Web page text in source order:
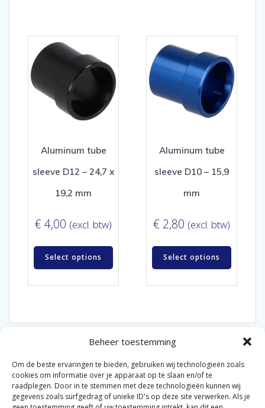
Beheer toestemming
Om de beste ervaringen te bieden, gebruiken wij technologieën zoals
cookies om informatie over je apparaat op te slaan en/of te
raadplegen. Door in te stemmen met deze technologieën kunnen wij
gegevens zoals surfgedrag of unieke ID's op deze site verwerken. Als je
Aluminum tube
sleeve D12 – 24,7 x
19,2 mm
€ 4,00 (excl. btw)
Select options
Aluminum tube
sleeve D10 – 15,9
mm
€ 2,80 (excl. btw)
Select options
© 2026 Van der Bel Las en Radiateurenbedrijf.